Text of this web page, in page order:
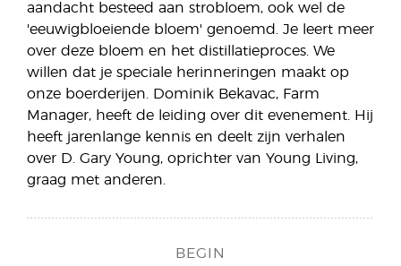
aandacht besteed aan strobloem, ook wel de
'eeuwigbloeiende bloem' genoemd. Je leert meer
over deze bloem en het distillatieproces. We
willen dat je speciale herinneringen maakt op
onze boerderijen. Dominik Bekavac, Farm
Manager, heeft de leiding over dit evenement. Hij
heeft jarenlange kennis en deelt zijn verhalen
over D. Gary Young, oprichter van Young Living,
graag met anderen.
BEGIN